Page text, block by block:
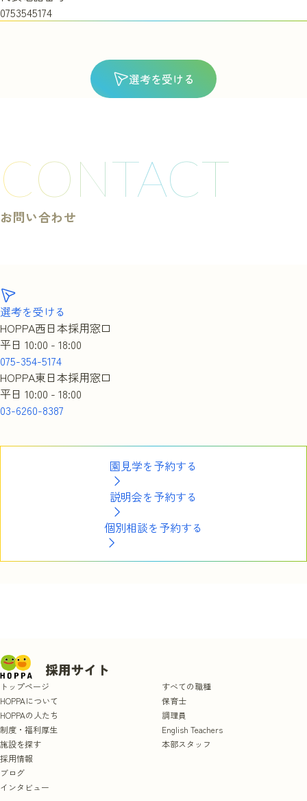
0753545174
選考を受ける
CONTACT
お問い合わせ
選考を受ける
HOPPA西日本採用窓口
平日 10:00 - 18:00
075-354-5174
HOPPA東日本採用窓口
平日 10:00 - 18:00
03-6260-8387
園見学を予約する
説明会を予約する
個別相談を予約する
トップページ
HOPPAについて
HOPPAの人たち
制度・福利厚生
施設を探す
採用情報
ブログ
インタビュー
すべての職種
保育士
調理員
English Teachers
本部スタッフ